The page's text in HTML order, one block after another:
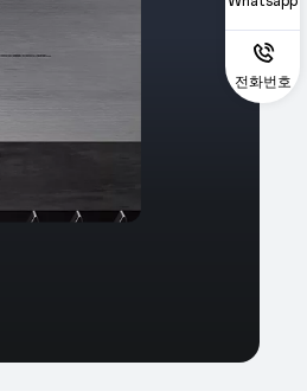
전화번호